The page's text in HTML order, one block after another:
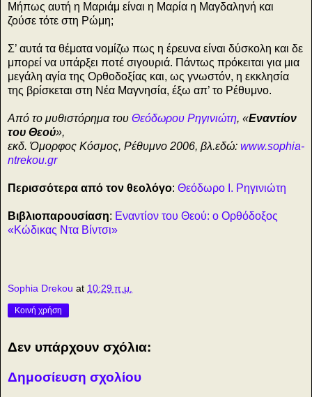
Μήπως αυτή η Μαριάμ είναι η Μαρία η Μαγδαληνή και
ζούσε τότε στη Ρώμη;
Σ’ αυτά τα θέματα νομίζω πως η έρευνα είναι δύσκολη και δε
μπορεί να υπάρξει ποτέ σιγουριά. Πάντως πρόκειται για μια
μεγάλη αγία της Ορθοδοξίας και, ως γνωστόν, η εκκλησία
της βρίσκεται στη Νέα Μαγνησία, έξω απ’ το Ρέθυμνο.
Από το μυθιστόρημα του Θεόδωρου Ρηγινιώτη, «Εναντίον
του Θεού»,
εκδ. Όμορφος Κόσμος, Ρέθυμνο 2006, βλ.εδώ: www.sophia-
ntrekou.gr
Περισσότερα από τον θεολόγο: Θεόδωρο Ι. Ρηγινιώτη
Βιβλιοπαρουσίαση: Εναντίον του Θεού: ο Ορθόδοξος
«Κώδικας Ντα Βίντσι»
Sophia Drekou at 10:29 π.μ.
Κοινή χρήση
Δεν υπάρχουν σχόλια:
Δημοσίευση σχολίου